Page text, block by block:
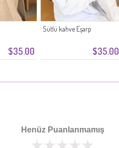
$35.00 $35.00
Sütlü kahve Eşarp
Henüz Puanlanmamış